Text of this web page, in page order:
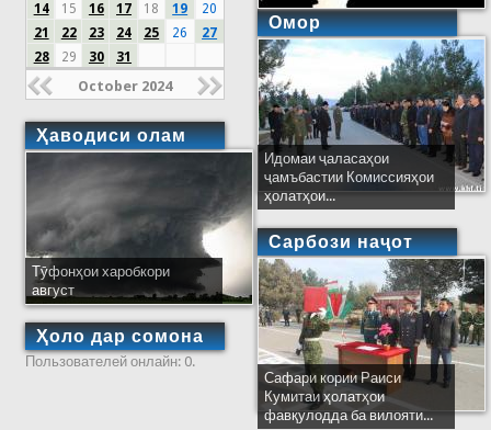
14
15 16 17 18 19
20
21
22 23 24 25 26
27
28
29 30 31
October 2024
Ҳаводиси олам
Тӯфонҳои харобкори
август
Ҳоло дар сомона
Пользователей онлайн: 0.
Омор
Идомаи ҷаласаҳои
ҷамъбастии Комиссияҳои
ҳолатҳои...
Сарбози наҷот
Сафари кории Раиси
Кумитаи ҳолатҳои
фавқулодда ба вилояти...